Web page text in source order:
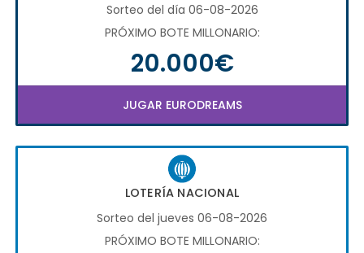
Sorteo del día 06-08-2026
PRÓXIMO BOTE MILLONARIO:
20.000€
JUGAR EURODREAMS
LOTERÍA NACIONAL
Sorteo del jueves 06-08-2026
PRÓXIMO BOTE MILLONARIO: